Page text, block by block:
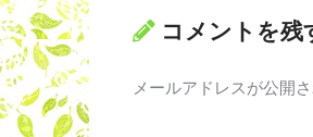
コメントを残
メールアドレスが公開